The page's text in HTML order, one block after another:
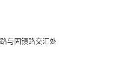
”的站前路服装专业市场，周边云集
等娱乐休闲设施演绎精彩的都市生
俱全，让未来居住的业主们零距离
与固镇路交汇处